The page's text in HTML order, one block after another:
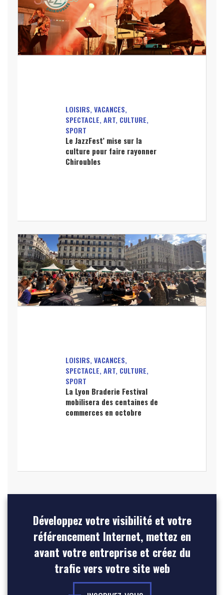
LOISIRS, VACANCES,
SPECTACLE, ART, CULTURE,
SPORT
Le JazzFest’ mise sur la
culture pour faire rayonner
Chiroubles
LOISIRS, VACANCES,
SPECTACLE, ART, CULTURE,
SPORT
La Lyon Braderie Festival
mobilisera des centaines de
commerces en octobre
Développez votre visibilité et votre
référencement Internet, mettez en
avant votre entreprise et créez du
trafic vers votre site web